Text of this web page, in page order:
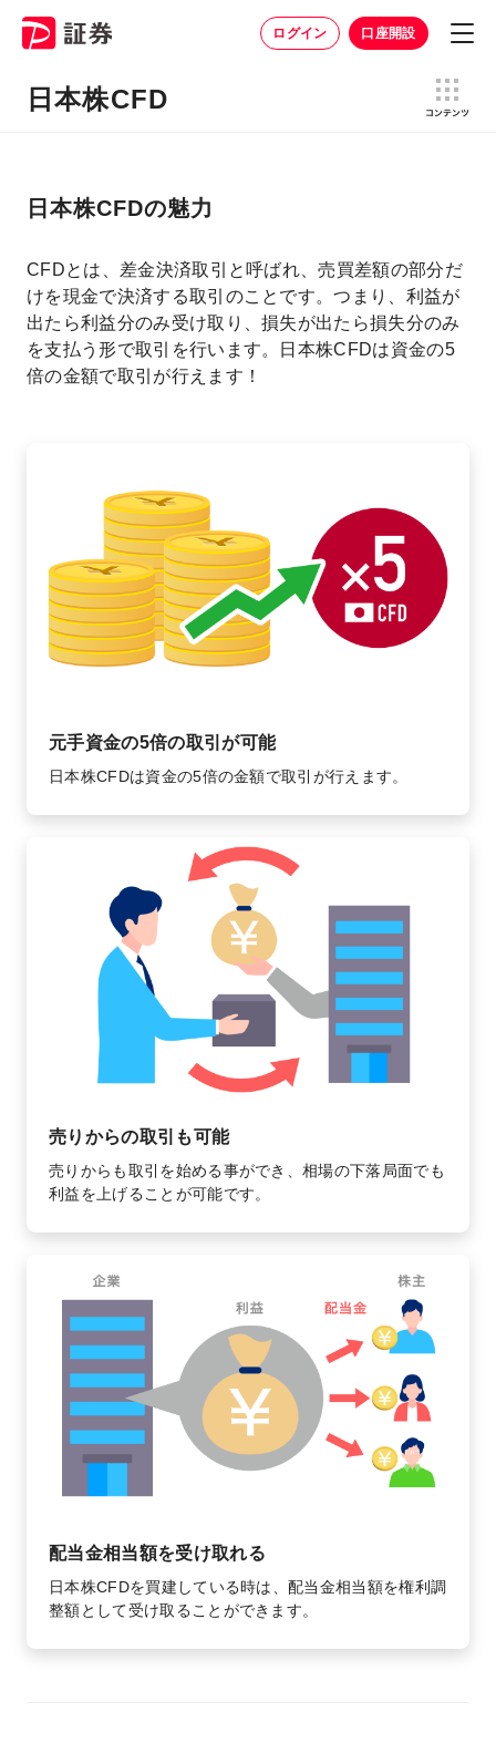
ログイン 口座開設
日本株CFD
日本株CFDの魅力
CFDとは、差金決済取引と呼ばれ、売買差額の部分だ
けを現金で決済する取引のことです。つまり、利益が
出たら利益分のみ受け取り、損失が出たら損失分のみ
を支払う形で取引を行います。日本株CFDは資金の5
倍の金額で取引が行えます！
元手資金の5倍の取引が可能
日本株CFDは資金の5倍の金額で取引が行えます。
売りからの取引も可能
売りからも取引を始める事ができ、相場の下落局面でも
利益を上げることが可能です。
配当金相当額を受け取れる
日本株CFDを買建している時は、配当金相当額を権利調
整額として受け取ることができます。